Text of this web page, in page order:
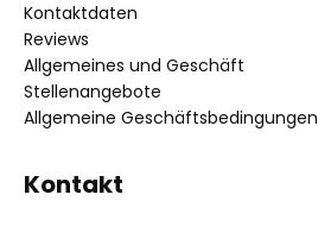
Kontaktdaten
Reviews
Allgemeines und Geschäft
Stellenangebote
Allgemeine Geschäftsbedingungen
Kontakt